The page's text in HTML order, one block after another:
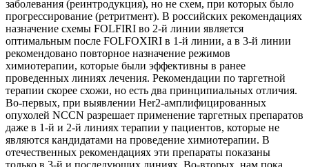
заболевания (реинтродукция), но не схем, при которых было
прогрессирование (ретритмент). В российских рекомендациях
назначение схемы FOLFIRI во 2-й линии является
оптимальным после FOLFOXIRI в 1-й линии, а в 3-й линии
рекомендовано повторное назначение режимов
химиотерапии, которые были эффективны в ранее
проведенных линиях лечения. Рекомендации по таргетной
терапии скорее схожи, но есть два принципиальных отличия.
Во-первых, при выявлении Her2-амплифицированных
опухолей NCCN разрешает применение таргетных препаратов
даже в 1-й и 2-й линиях терапии у пациентов, которые не
являются кандидатами на проведение химиотерапии. В
отечественных рекомендациях эти препараты показаны
только в 3-й и последующих линиях. Во-вторых, нам пока